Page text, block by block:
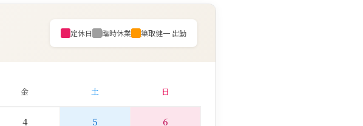
定休日 臨時休業 簗取健一 出勤
金 土 日
4 5 6